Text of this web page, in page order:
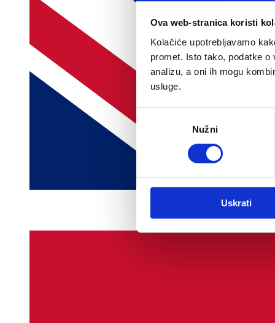
Ova web-stranica koristi
Kolačiće upotrebljavamo
promet. Isto tako, podatke
analizu, a oni ih mogu
usluge.
Nužni
Uskrati